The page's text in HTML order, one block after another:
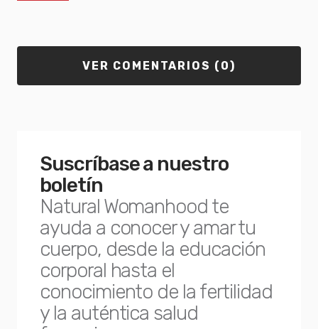
VER COMENTARIOS (0)
Suscríbase a nuestro
boletín
Natural Womanhood te
ayuda a conocer y amar tu
cuerpo, desde la educación
corporal hasta el
conocimiento de la fertilidad
y la auténtica salud